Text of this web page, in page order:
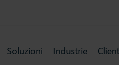
Soluzioni Industrie